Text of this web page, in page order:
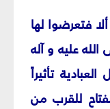
فتعرضوا لها
عليه و آله
تأثيراً
للقرب من